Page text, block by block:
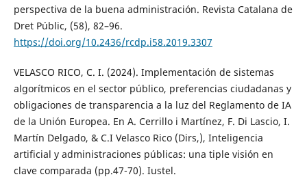
perspectiva de la buena administración. Revista Catalana de
Dret Públic, (58), 82–96.
https://doi.org/10.2436/rcdp.i58.2019.3307
VELASCO RICO, C. I. (2024). Implementación de sistemas
algorítmicos en el sector público, preferencias ciudadanas y
obligaciones de transparencia a la luz del Reglamento de IA
de la Unión Europea. En A. Cerrillo i Martínez, F. Di Lascio, I.
Martín Delgado, & C.I Velasco Rico (Dirs,), Inteligencia
artificial y administraciones públicas: una tiple visión en
clave comparada (pp.47-70). Iustel.